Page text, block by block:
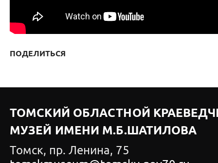
ПОДЕЛИТЬСЯ
ТОМСКИЙ ОБЛАСТНОЙ
МУЗЕЙ ИМЕНИ М.Б.ШАТИЛОВА
Томск, пр. Ленина, 75